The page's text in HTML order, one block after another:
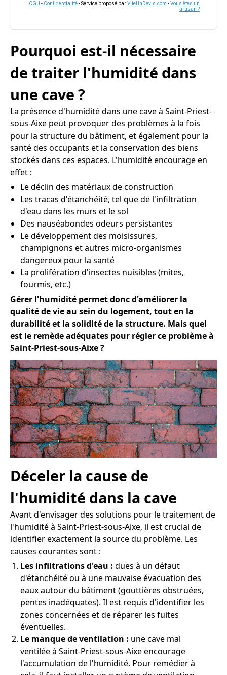
CGU - Confidentialité- Service proposé parViteUnDevis.com -Vous êtes un
artisan ?
Pourquoi est-il nécessaire
de traiter l'humidité dans
une cave ?
La présence d'humidité dans une cave à Saint-Priest-
sous-Aixe peut provoquer des problèmes à la fois
pour la structure du bâtiment, et également pour la
santé des occupants et la conservation des biens
stockés dans ces espaces. L'humidité encourage en
effet :
Le déclin des matériaux de construction
Les tracas d'étanchéité, tel que de l'infiltration
d'eau dans les murs et le sol
Des nauséabondes odeurs persistantes
Le développement des moisissures,
champignons et autres micro-organismes
dangereux pour la santé
La prolifération d'insectes nuisibles (mites,
fourmis, etc.)
Gérer l'humidité permet donc d'améliorer la
qualité de vie au sein du logement, tout en la
durabilité et la solidité de la structure. Mais quel
est le remède adéquates pour régler ce problème à
Saint-Priest-sous-Aixe ?
Déceler la cause de
l'humidité dans la cave
Avant d'envisager des solutions pour le traitement de
l'humidité à Saint-Priest-sous-Aixe, il est crucial de
identifier exactement la source du problème. Les
causes courantes sont :
Les infiltrations d'eau : dues à un défaut
d'étanchéité ou à une mauvaise évacuation des
eaux autour du bâtiment (gouttières obstruées,
pentes inadéquates). Il est requis d'identifier les
zones concernées et de réparer les fuites
éventuelles.
Le manque de ventilation : une cave mal
ventilée à Saint-Priest-sous-Aixe encourage
l'accumulation de l'humidité. Pour remédier à